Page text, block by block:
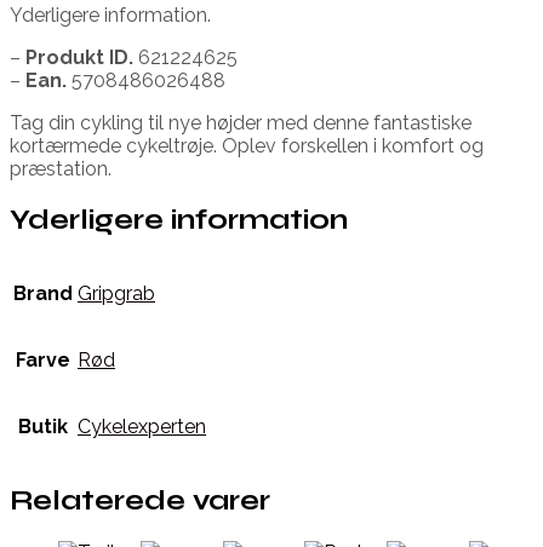
Yderligere information.
– Produkt ID. 621224625
– Ean. 5708486026488
Tag din cykling til nye højder med denne fantastiske
kortærmede cykeltrøje. Oplev forskellen i komfort og
præstation.
Yderligere information
Brand Gripgrab
Farve Rød
Butik Cykelexperten
Relaterede varer